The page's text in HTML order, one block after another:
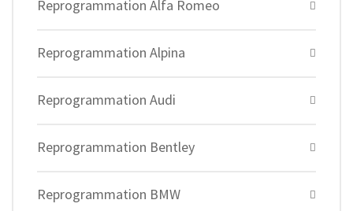
Reprogrammation Alfa Romeo
Reprogrammation Alpina
Reprogrammation Audi
Reprogrammation Bentley
Reprogrammation BMW